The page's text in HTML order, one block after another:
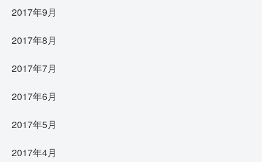
2017年9月
2017年8月
2017年7月
2017年6月
2017年5月
2017年4月